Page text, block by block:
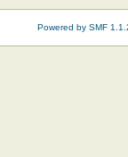
Powered by SMF